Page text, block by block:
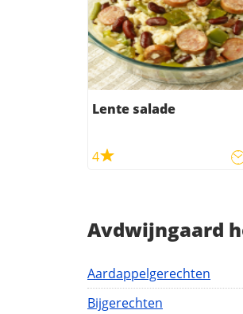
Lente salade
4
Avdwijngaard
Aardappelgerechten
Bijgerechten